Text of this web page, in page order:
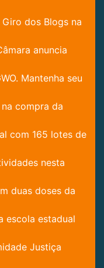
dos Blogs na
anuncia
Mantenha seu
compra da
com 165 lotes de
nesta
duas doses da
escola estadual
Justiça